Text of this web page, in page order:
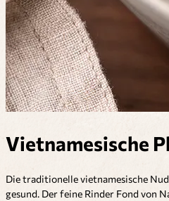
Vietnamesische
Die traditionelle vietnamesische
gesund. Der feine Rinder Fond von